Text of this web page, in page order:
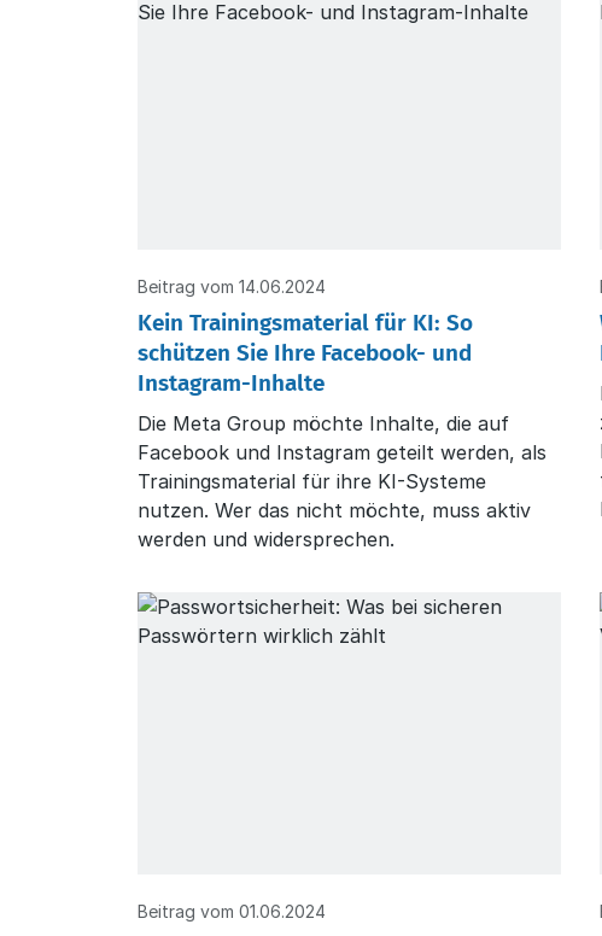
Beitrag vom 14.06.2024
Kein Trainingsmaterial für KI: So
schützen Sie Ihre Facebook- und
Instagram-Inhalte
Die Meta Group möchte Inhalte, die auf
Facebook und Instagram geteilt werden, als
Trainingsmaterial für ihre KI-Systeme
nutzen. Wer das nicht möchte, muss aktiv
werden und widersprechen.
Beitrag vom 01.06.2024